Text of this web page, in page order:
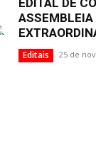
EDITAL DE
ASSEMBLEIA
Editais 25 de